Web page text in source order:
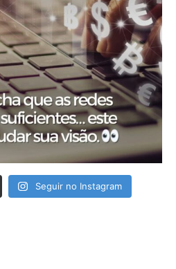
Seguir no Instagram